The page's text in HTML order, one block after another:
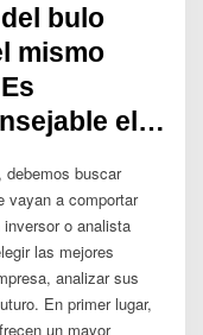
bulo
mismo
el…
debemos buscar
vayan a comportar
o analista
las mejores
analizar sus
En primer lugar,
un mayor